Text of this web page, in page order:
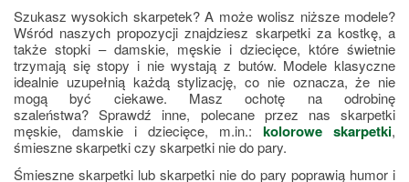
Szukasz wysokich skarpetek? A może wolisz niższe modele?
Wśród naszych propozycji znajdziesz skarpetki za kostkę, a
także stopki – damskie, męskie i dziecięce, które świetnie
trzymają się stopy i nie wystają z butów. Modele klasyczne
idealnie uzupełnią każdą stylizację, co nie oznacza, że nie
mogą być ciekawe. Masz ochotę na odrobinę
szaleństwa? Sprawdź inne, polecane przez nas skarpetki
męskie, damskie i dziecięce, m.in.: kolorowe skarpetki,
śmieszne skarpetki czy skarpetki nie do pary.
Śmieszne skarpetki lub skarpetki nie do pary poprawią humor i